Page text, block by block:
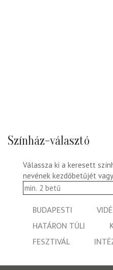
Színház-választó
Válassza ki a keresett
nevének kezdőbetűjét
BUDAPESTI
HATÁRON TÚLI
FESZTIVÁL